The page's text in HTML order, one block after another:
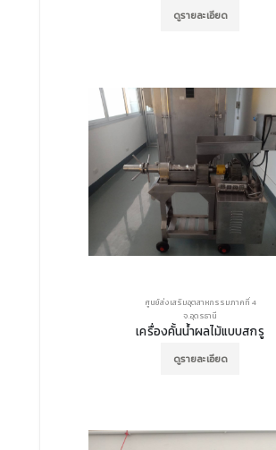
ดูรายละเอียด
ศูนย์ส่งเสริมอุตสาหกรรมภาคที่ 4
จ.อุดรธานี
เครื่องคั้นน้ำผลไม้แบบสกรู
ดูรายละเอียด